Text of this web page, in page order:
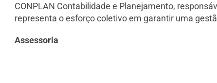
CONPLAN Contabilidade e Planejamento,
representa o esforço coletivo em garantir uma
Assessoria